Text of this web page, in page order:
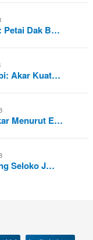
Petai Dak B…
Akar Kuat…
Menurut E…
Seloko J…